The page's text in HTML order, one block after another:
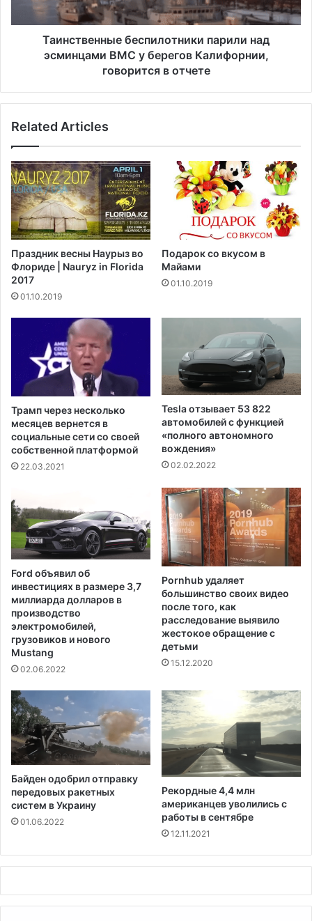
к
ь
Д
ж
е
р
с
и
п
р
о
д
ц
о
н
а
2
,
3
м
и
л
и
о
н
д
о
л
л
а
р
о
в
н
п
о
т
н
и
к
и
п
а
р
и
л
с
м
и
н
ц
и
В
М
С
б
р
е
г
о
в
а
л
и
ф
о
н
и
,
о
Таинственные беспилотники парили над
эсминцами ВМС у берегов Калифорнии,
говорится в отчете
Related Articles
Праздник весны Наурыз во
Флориде | Nauryz in Florida
2017
01.10.2019
Подарок со вкусом в
Майами
01.10.2019
Трамп через несколько
месяцев вернется в
социальные сети со своей
собственной платформой
22.03.2021
Tesla отзывает 53 822
автомобилей с функцией
«полного автономного
вождения»
02.02.2022
Ford объявил об
инвестициях в размере 3,7
миллиарда долларов в
производство
электромобилей,
грузовиков и нового
Mustang
02.06.2022
Pornhub удаляет
большинство своих видео
после того, как
расследование выявило
жестокое обращение с
детьми
15.12.2020
Байден одобрил отправку
передовых ракетных
систем в Украину
01.06.2022
Рекордные 4,4 млн
американцев уволились с
работы в сентябре
12.11.2021